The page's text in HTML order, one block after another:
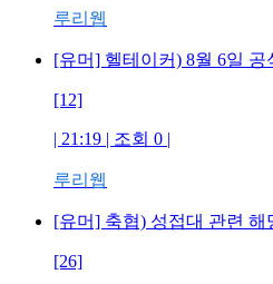
루리웹
[유머] 헬테이커) 8월 6일 공
[12]
| 21:19 | 조회 0 |
루리웹
[유머] 축협) 성접대 관련 해
[26]